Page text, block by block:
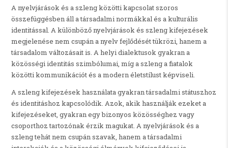
A nyelvjárások és a szleng közötti kapcsolat szoros
összefüggésben áll a társadalmi normákkal és a kulturális
identitással. A különböző nyelvjárások és szleng kifejezések
megjelenése nem csupán a nyelv fejlődését tükrözi, hanem a
társadalom változásait is. A helyi dialektusok gyakran a
közösségi identitás szimbólumai, míg a szleng a fiatalok
közötti kommunikációt és a modern életstílust képviseli.
A szleng kifejezések használata gyakran társadalmi státuszhoz
és identitáshoz kapcsolódik. Azok, akik használják ezeket a
kifejezéseket, gyakran egy bizonyos közösséghez vagy
csoporthoz tartozónak érzik magukat. A nyelvjárások és a
szleng tehát nem csupán szavak, hanem a társadalmi